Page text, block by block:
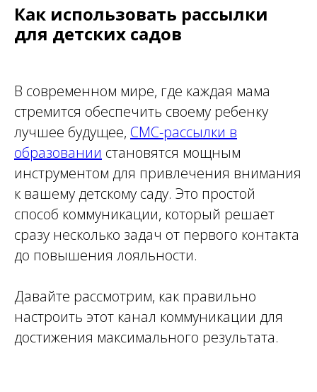
Как использовать рассылки
для детских садов
В современном мире, где каждая мама
стремится обеспечить своему ребенку
лучшее будущее, СМС-рассылки в
образовании становятся мощным
инструментом для привлечения внимания
к вашему детскому саду. Это простой
способ коммуникации, который решает
сразу несколько задач от первого контакта
до повышения лояльности.
Давайте рассмотрим, как правильно
настроить этот канал коммуникации для
достижения максимального результата.